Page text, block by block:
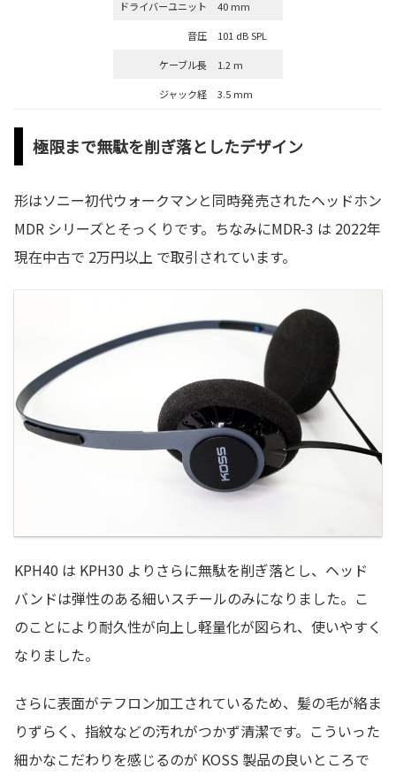
ドライバーユニット 40 mm
音圧 101 dB SPL
ケーブル長 1.2 m
ジャック経 3.5 mm
極限まで無駄を削ぎ落としたデザイン
形はソニー初代ウォークマンと同時発売されたヘッドホン
MDR シリーズとそっくりです。ちなみにMDR-3 は 2022年
現在中古で 2万円以上 で取引されています。
KPH40 は KPH30 よりさらに無駄を削ぎ落とし、ヘッド
バンドは弾性のある細いスチールのみになりました。こ
のことにより耐久性が向上し軽量化が図られ、使いやすく
なりました。
さらに表面がテフロン加工されているため、髪の毛が絡ま
りずらく、指紋などの汚れがつかず清潔です。こういった
細かなこだわりを感じるのが KOSS 製品の良いところで